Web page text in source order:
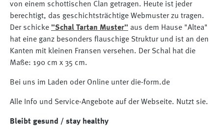
von einem schottischen Clan getragen. Heute ist jeder
berechtigt, das geschichtsträchtige Webmuster zu tragen.
Der schicke "Schal Tartan Muster" aus dem Hause "Altea"
hat eine ganz besonders flauschige Struktur und ist an den
Kanten mit kleinen Fransen versehen. Der Schal hat die
Maße: 190 cm x 35 cm.
Bei uns im Laden oder Online unter die-form.de
Alle Info und Service-Angebote auf der Webseite. Nutzt sie.
Bleibt gesund / stay healthy